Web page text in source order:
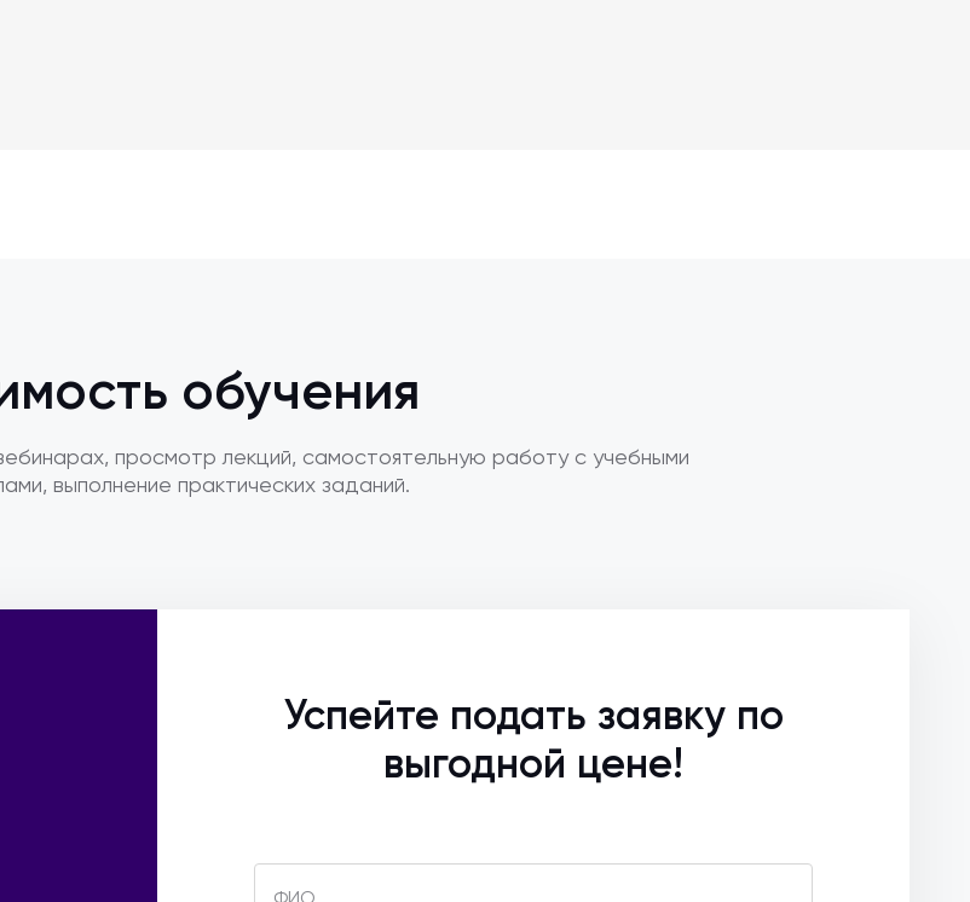
обучения
просмотр лекций, самостоятельную работу с учебными
выполнение практических заданий.
Успейте подать заявку по
выгодной цене!